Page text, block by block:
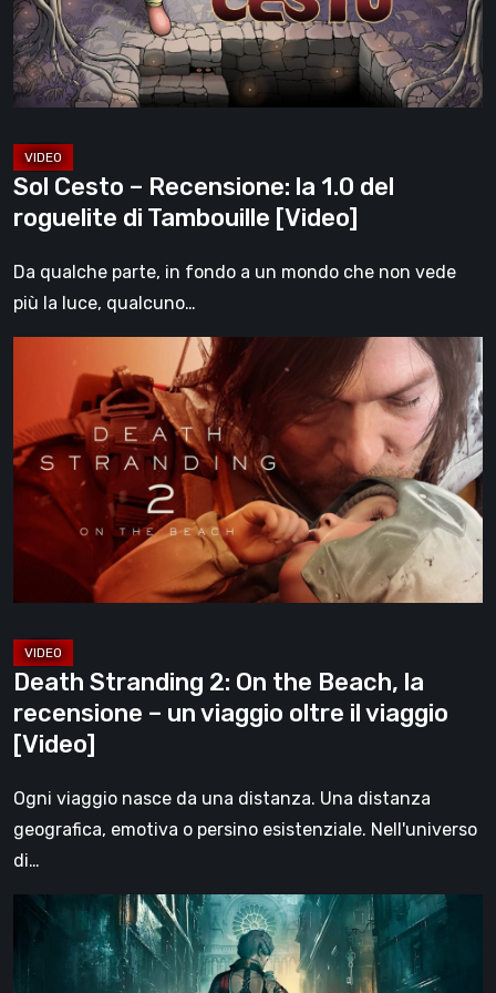
1.0
del
roguelite
di
[Video]
Sol Cesto – Recensione: la 1.0 del
roguelite di Tambouille [Video]
Da qualche parte, in fondo a un mondo che non vede
più la luce, qualcuno…
Stranding
On
the
Beach,
recensione
–
viaggio
oltre
il
viaggio
Death Stranding 2: On the Beach, la
recensione – un viaggio oltre il viaggio
[Video]
Ogni viaggio nasce da una distanza. Una distanza
geografica, emotiva o persino esistenziale. Nell'universo
di…
Steelrising,
recensione: